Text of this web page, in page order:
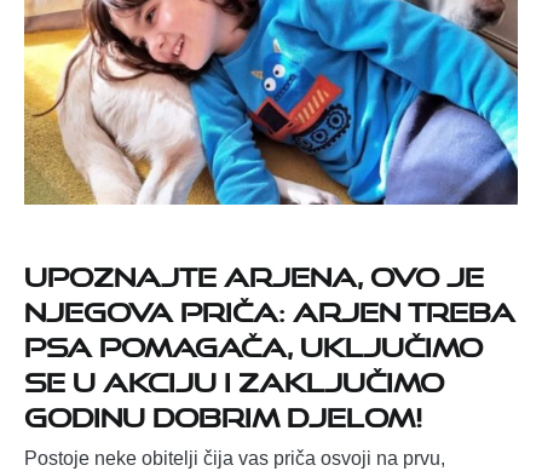
Upoznajte Arjena, ovo je
njegova priča: Arjen treba
psa pomagača, uključimo
se u akciju i zaključimo
godinu dobrim djelom!
Postoje neke obitelji čija vas priča osvoji na prvu,